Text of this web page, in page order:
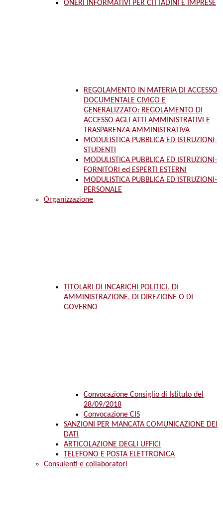
ONERI INFORMATIVI PER CITTADINI E IMPRESE
REGOLAMENTO IN MATERIA DI ACCESSO
DOCUMENTALE CIVICO E
GENERALIZZATO: REGOLAMENTO DI
ACCESSO AGLI ATTI AMMINISTRATIVI E
TRASPARENZA AMMINISTRATIVA
MODULISTICA PUBBLICA ED ISTRUZIONI-
STUDENTI
MODULISTICA PUBBLICA ED ISTRUZIONI-
FORNITORI ed ESPERTI ESTERNI
MODULISTICA PUBBLICA ED ISTRUZIONI-
PERSONALE
Organizzazione
TITOLARI DI INCARICHI POLITICI, DI
AMMINISTRAZIONE, DI DIREZIONE O DI
GOVERNO
Convocazione Consiglio di Istituto del
28/09/2018
Convocazione CIS
SANZIONI PER MANCATA COMUNICAZIONE DEI
DATI
ARTICOLAZIONE DEGLI UFFICI
TELEFONO E POSTA ELETTRONICA
Consulenti e collaboratori